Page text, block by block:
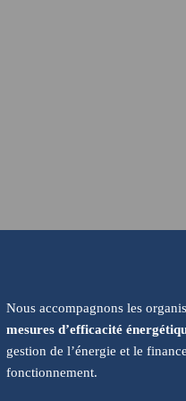
Nous accompagnons les
mesures d’efficacité
gestion de l’énergie et le
fonctionnement.